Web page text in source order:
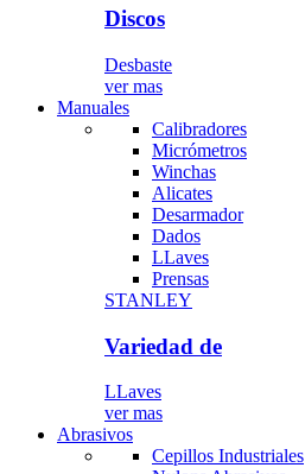
Discos
Desbaste
ver mas
Manuales
Calibradores
Micrómetros
Winchas
Alicates
Desarmador
Dados
LLaves
Prensas
STANLEY
Variedad de
LLaves
ver mas
Abrasivos
Cepillos Industriales